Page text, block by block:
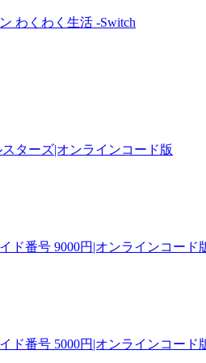
わくわく生活 -Switch
ターズ|オンラインコード版
ド番号 9000円|オンラインコード
ド番号 5000円|オンラインコード